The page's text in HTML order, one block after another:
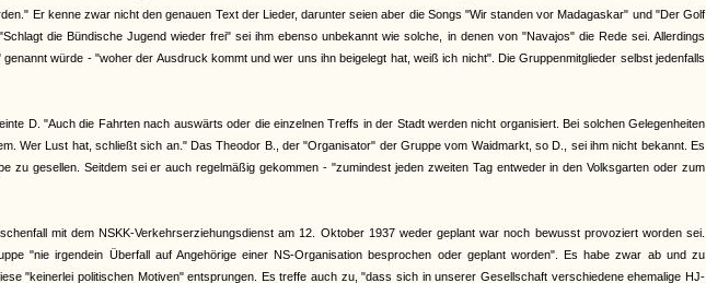
Er kenne zwar nicht den genauen Text der Lieder, darunter seien aber die Songs "Wir standen vor Madagaskar" und "Der Golf
die Bündische Jugend wieder frei" sei ihm ebenso unbekannt wie solche, in denen von "Navajos" die Rede sei. Allerdings
würde - "woher der Ausdruck kommt und wer uns ihn beigelegt hat, weiß ich nicht". Die Gruppenmitglieder selbst jedenfalls
D. "Auch die Fahrten nach auswärts oder die einzelnen Treffs in der Stadt werden nicht organisiert. Bei solchen Gelegenheiten
Wer Lust hat, schließt sich an." Das Theodor B., der "Organisator" der Gruppe vom Waidmarkt, so D., sei ihm nicht bekannt. Es
zu gesellen. Seitdem sei er auch regelmäßig gekommen - "zumindest jeden zweiten Tag entweder in den Volksgarten oder zum
mit dem NSKK-Verkehrserziehungsdienst am 12. Oktober 1937 weder geplant war noch bewusst provoziert worden sei.
"nie irgendein Überfall auf Angehörige einer NS-Organisation besprochen oder geplant worden". Es habe zwar ab und zu
"keinerlei politischen Motiven" entsprungen. Es treffe auch zu, "dass sich in unserer Gesellschaft verschiedene ehemalige HJ-